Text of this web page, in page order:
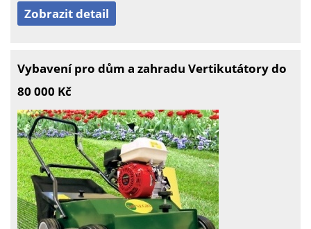
Zobrazit detail
Vybavení pro dům a zahradu Vertikutátory do
80 000 Kč